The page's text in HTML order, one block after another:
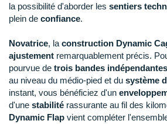
la possibilité d'aborder les sentiers
plein de confiance.
Novatrice, la construction Dynamic
ajustement remarquablement précis.
pourvue de trois bandes indépendantes
au niveau du médio-pied et du système
instant, vous bénéficiez d'un
d'une stabilité rassurante au fil des
Dynamic Flap vient compléter
+ Voir tous les
Odlo
On-Running
Orca
OVERSTIMS
Patagonia